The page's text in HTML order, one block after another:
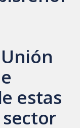
estas